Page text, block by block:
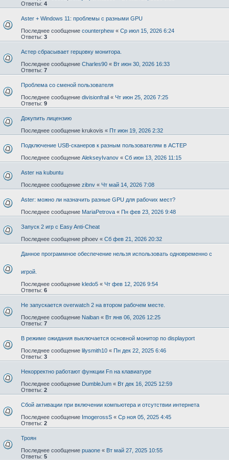
Ответы: 4
Aster + Windows 11: проблемы с разными GPU
Последнее сообщение counterphew « Ср июл 15, 2026 6:24
Ответы: 3
Астер сбрасывает герцовку монитора.
Последнее сообщение Charles90 « Вт июн 30, 2026 16:33
Ответы: 7
Проблема со сменой пользователя
Последнее сообщение divisionfrail « Чт июн 25, 2026 7:25
Ответы: 9
Докупить лицензию
Последнее сообщение krukovis « Пт июн 19, 2026 2:32
Подключение USB-сканеров к разным пользователям в АСТЕР
Последнее сообщение AlekseyIvanov « Сб июн 13, 2026 11:15
Aster на kubuntu
Последнее сообщение zibnv « Чт май 14, 2026 7:08
Aster: можно ли назначить разные GPU для рабочих мест?
Последнее сообщение MariaPetrova « Пн фев 23, 2026 9:48
Запуск 2 игр с Easy Anti-Cheat
Последнее сообщение pihoev « Сб фев 21, 2026 20:32
Данное программное обеспечение нельзя использовать одновременно с
игрой.
Последнее сообщение kledo5 « Чт фев 12, 2026 9:54
Ответы: 6
Не запускается overwatch 2 на втором рабочем месте.
Последнее сообщение Naiban « Вт янв 06, 2026 12:25
Ответы: 7
В режиме ожидания выключается основной монитор по displayport
Последнее сообщение lilysmith10 « Пн дек 22, 2025 6:46
Ответы: 3
Некорректно работают функции Fn на клавиатуре
Последнее сообщение DumbleJum « Вт дек 16, 2025 12:59
Ответы: 2
Сбой активации при включении компьютера и отсутствии интернета
Последнее сообщение ImogerossS « Ср ноя 05, 2025 4:45
Ответы: 2
Троян
Последнее сообщение puaone « Вт май 27, 2025 10:55
Ответы: 5